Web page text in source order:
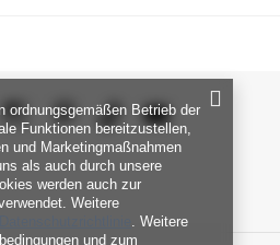
ordnungsgemäßen Betrieb der
Funktionen bereitzustellen,
und Marketingmaßnahmen
als auch durch unsere
werden auch zur
Weitere
. Weitere
und zum